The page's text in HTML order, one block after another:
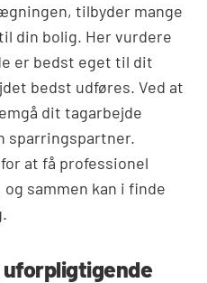
tilbyder mange
din bolig. Her vurdere
er bedst eget til dit
bedst udføres. Ved at
dit tagarbejde
sparringspartner.
at få professionel
sammen kan i finde
uforpligtigende